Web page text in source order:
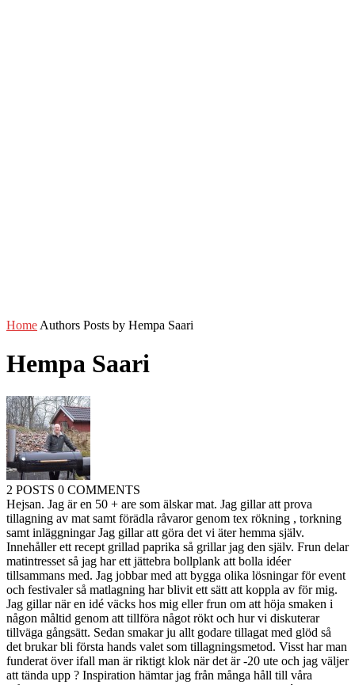
Home Authors Posts by Hempa Saari
Hempa Saari
2 POSTS 0 COMMENTS
Hejsan. Jag är en 50 + are som älskar mat. Jag gillar att prova
tillagning av mat samt förädla råvaror genom tex rökning , torkning
samt inläggningar Jag gillar att göra det vi äter hemma själv.
Innehåller ett recept grillad paprika så grillar jag den själv. Frun delar
matintresset så jag har ett jättebra bollplank att bolla idéer
tillsammans med. Jag jobbar med att bygga olika lösningar för event
och festivaler så matlagning har blivit ett sätt att koppla av för mig.
Jag gillar när en idé väcks hos mig eller frun om att höja smaken i
någon måltid genom att tillföra något rökt och hur vi diskuterar
tillväga gångsätt. Sedan smakar ju allt godare tillagat med glöd så
det brukar bli första hands valet som tillagningsmetod. Visst har man
funderat över ifall man är riktigt klok när det är -20 ute och jag väljer
att tända upp ? Inspiration hämtar jag från många håll till våra